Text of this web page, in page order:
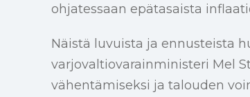
ohjatessaan epätasaista
Näistä luvuista ja ennusteista
varjovaltiovarainministeri Mel
vähentämiseksi ja talouden